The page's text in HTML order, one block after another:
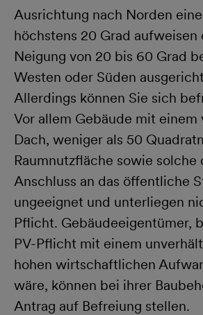
Ausrichtung nach Norden
höchstens 20 Grad
Neigung von 20 bis 60 Grad
Westen oder Süden
Allerdings können Sie sich
Vor allem Gebäude mit
Dach, weniger als 50
Raumnutzfläche sowie solche
Anschluss an das öffentliche
ungeeignet und unterliegen
Pflicht. Gebäudeeigentümer,
PV-Pflicht mit einem
hohen wirtschaftlichen
wäre, können bei ihrer
Antrag auf Befreiung stellen.